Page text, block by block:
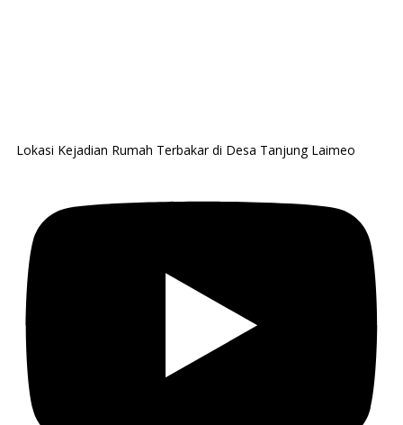
Lokasi Kejadian Rumah Terbakar di Desa Tanjung Laimeo